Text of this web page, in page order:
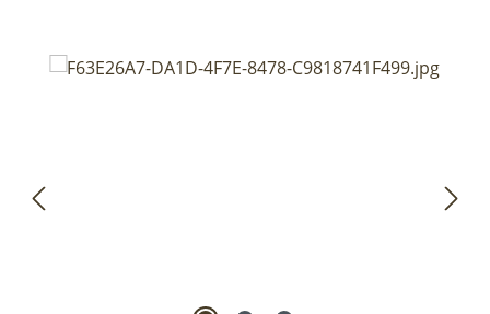
Bildergalerie überspringen